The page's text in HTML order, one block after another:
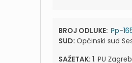
BROJ ODLUKE: Pp-
SUD: Općinski sud
SAŽETAK: 1. PU